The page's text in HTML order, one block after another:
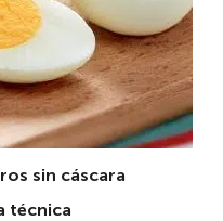
sin cáscara
técnica